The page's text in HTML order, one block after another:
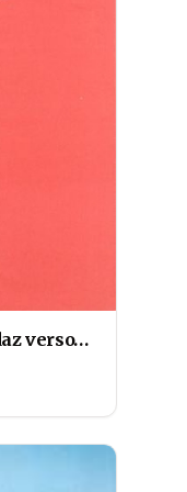
verso…